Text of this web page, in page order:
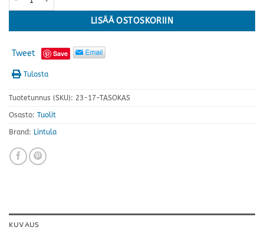
LISÄÄ OSTOSKORIIN
Tweet Save
Tulosta
Tuotetunnus (SKU): 23-17-TASOKAS
Osasto: Tuolit
Brand: Lintula
KUVAUS